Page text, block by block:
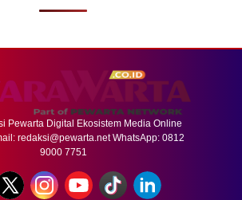
Pewarta Digital Ekosistem Media Online
redaksi@pewarta.netWhatsApp: 0812
9000 7751